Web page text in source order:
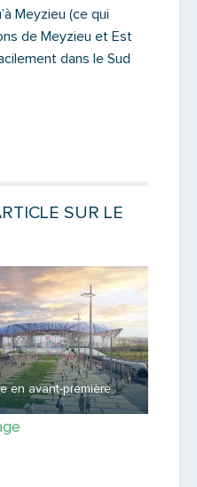
Meyzieu (ce qui
de Meyzieu et Est
dans le Sud
SUR LE
en avant-première